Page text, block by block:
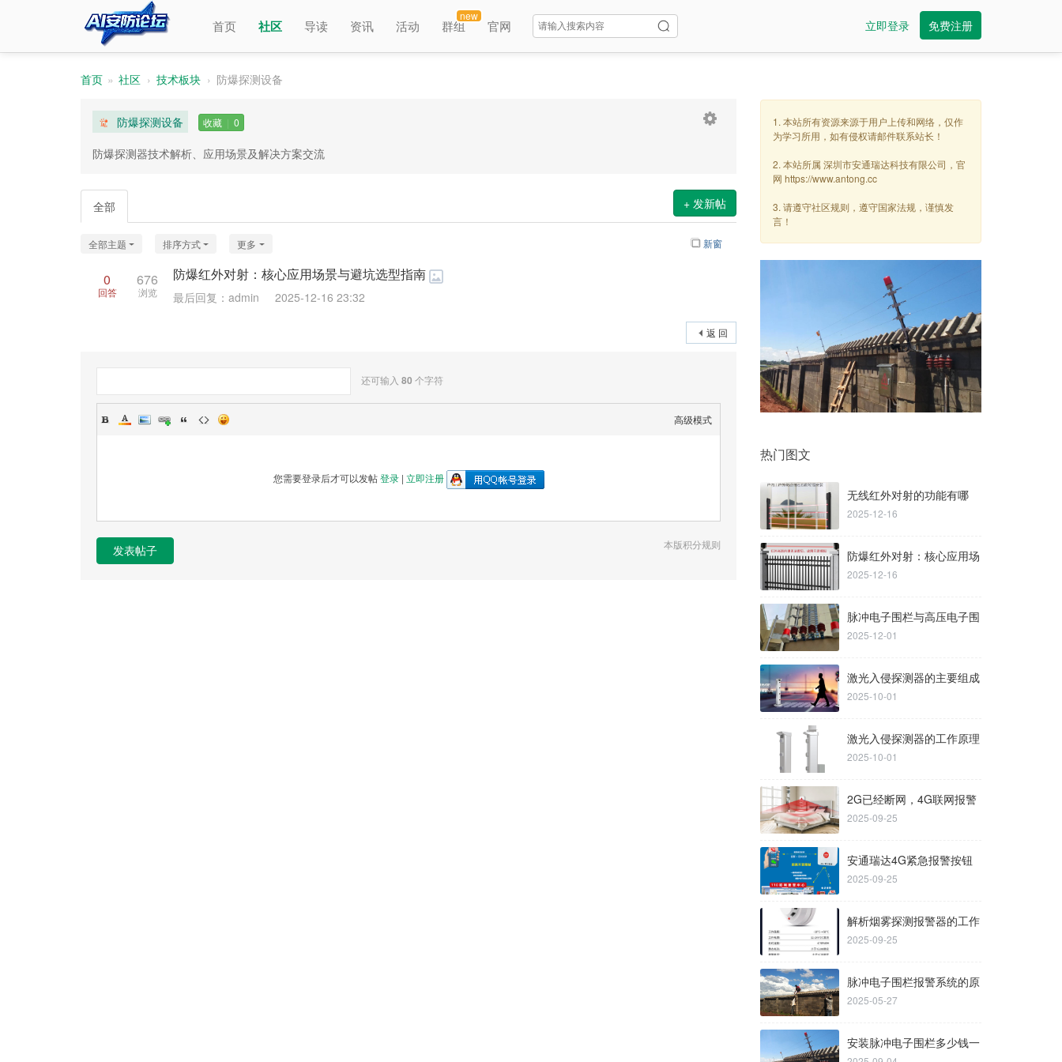
首页 社区 导读 资讯 活动 群组
new
官网 立即登录 免费注册
首页 » 社区 › 技术板块 › 防爆探测设备
防爆探测设备 收藏 | 0
防爆探测器技术解析、应用场景及解决方案交流
全部 + 发新帖
新窗
全部主题 排序方式 更多
0
回答
676
浏览
防爆红外对射：核心应用场景与避坑选型指南
最后回复：admin 2025-12-16 23:32
返 回
还可输入 80 个字符
高级模式
您需要登录后才可以发帖登录| 立即注册
本版积分规则
发表帖子
1. 本站所有资源来源于用户上传和网络，仅作
为学习所用，如有侵权请邮件联系站长！
2. 本站所属 深圳市安通瑞达科技有限公司，官
网 https://www.antong.cc
3. 请遵守社区规则，遵守国家法规，谨慎发
言！
热门图文
无线红外对射的功能有哪
些？
2025-12-16
防爆红外对射：核心应用场
景与避坑选型指南
2025-12-16
脉冲电子围栏与高压电子围
栏核心区别
2025-12-01
激光入侵探测器的主要组成
部分有哪些？
2025-10-01
激光入侵探测器的工作原理
是什么？
2025-10-01
2G已经断网，4G联网报警
即将成为主流的分析
2025-09-25
安通瑞达4G紧急报警按钮
工作原理和应用范围
2025-09-25
解析烟雾探测报警器的工作
原理
2025-09-25
脉冲电子围栏报警系统的原
理是什么？
2025-05-27
安装脉冲电子围栏多少钱一